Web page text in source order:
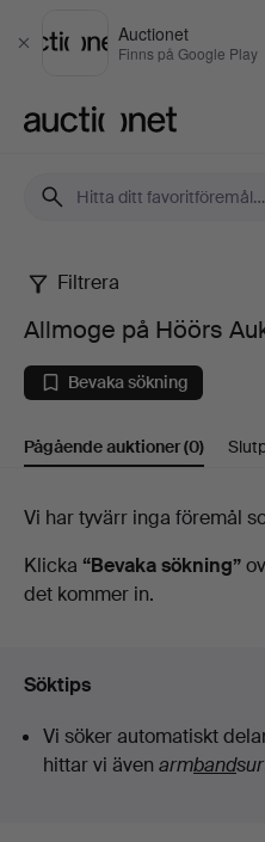
Stäng
Auctionet
Finns på Google Play
Allmoge
på
Höörs
Auktionshall
Filtrera
Allmoge på Höörs
Bevaka sökning
Pågående auktioner(0)
Pågående
auktioner
Vi har tyvärr inga föremål
Klicka “Bevaka sökning”
det kommer in.
Söktips
Vi söker automatiskt
hittar vi även armbandsur